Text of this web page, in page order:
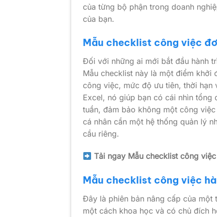
của từng bộ phận trong doanh
của bạn.
Mẫu checklist công việc
Đối với những ai mới bắt đầu hành
Mẫu checklist này là một điểm khởi
công việc, mức độ ưu tiên, thời
Excel, nó giúp bạn có cái nhìn tổng
tuần, đảm bảo không một công
cá nhân cần một hệ thống quản lý
cầu riêng.
Tải ngay Mẫu checklist công
Mẫu checklist công việc
Đây là phiên bản nâng cấp của
một cách khoa học và có chủ đích